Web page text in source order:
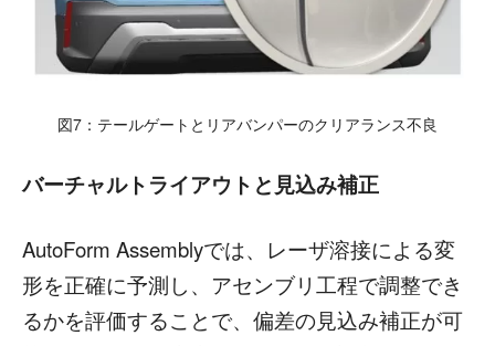
図7：テールゲートとリアバンパーのクリアランス不良
バーチャルトライアウトと見込み補正
AutoForm Assemblyでは、レーザ溶接による変
形を正確に予測し、アセンブリ工程で調整でき
るかを評価することで、偏差の見込み補正が可